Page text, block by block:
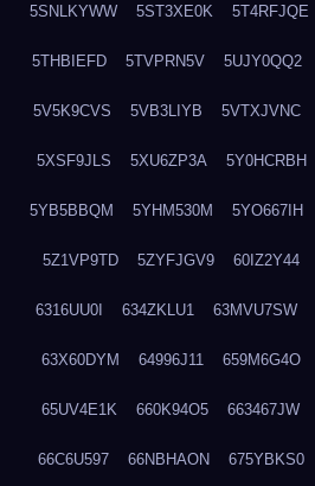
5SNLKYWW 5ST3XE0K 5T4RFJQE
5THBIEFD 5TVPRN5V 5UJY0QQ2
5V5K9CVS 5VB3LIYB 5VTXJVNC
5XSF9JLS 5XU6ZP3A 5Y0HCRBH
5YB5BBQM 5YHM530M 5YO667IH
5Z1VP9TD 5ZYFJGV9 60IZ2Y44
6316UU0I 634ZKLU1 63MVU7SW
63X60DYM 64996J11 659M6G4O
65UV4E1K 660K94O5 663467JW
66C6U597 66NBHAON 675YBKS0